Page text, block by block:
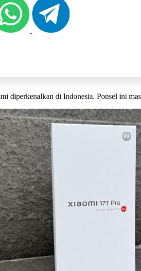
diperkenalkan di Indonesia. Ponsel ini